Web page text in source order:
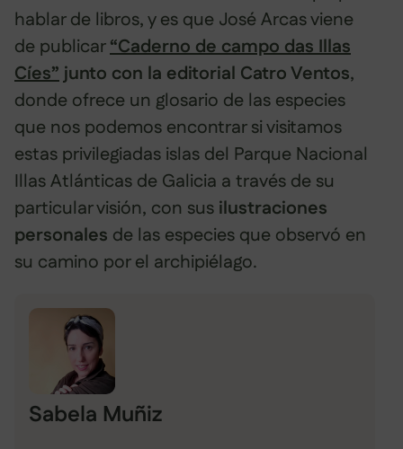
hablar de libros, y es que José Arcas viene
de publicar“Caderno de campo das Illas
Cíes” junto con la editorial Catro Ventos,
donde ofrece un glosario de las especies
que nos podemos encontrar si visitamos
estas privilegiadas islas del Parque Nacional
Illas Atlánticas de Galicia a través de su
particular visión, con sus ilustraciones
personales de las especies que observó en
su camino por el archipiélago.
Sabela Muñiz